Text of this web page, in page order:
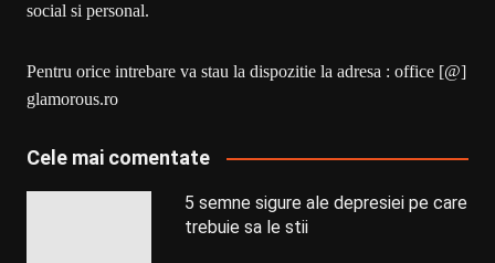
social si personal.
Pentru orice intrebare va stau la dispozitie la adresa : office [@]
glamorous.ro
Cele mai comentate
5 semne sigure ale depresiei pe care
trebuie sa le stii